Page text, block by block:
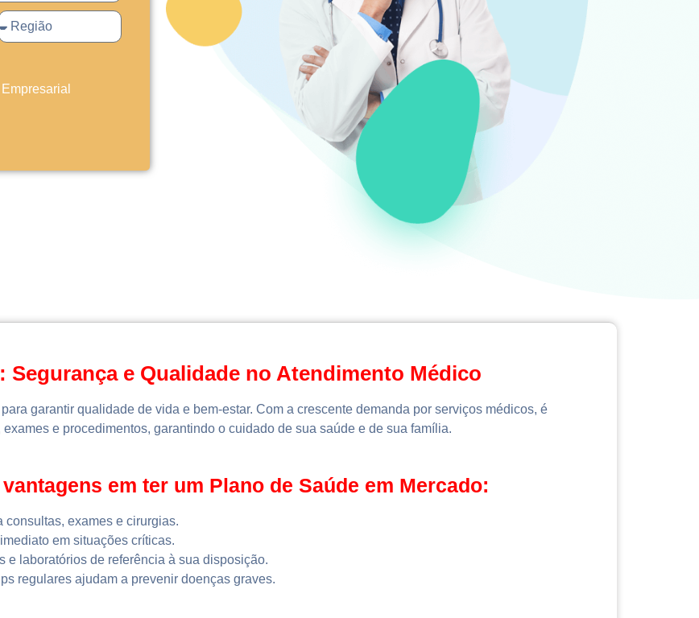
Empresarial
Segurança e Qualidade no Atendimento Médico
garantir qualidade de vida e bem-estar. Com a crescente demanda por serviços médicos, é
e procedimentos, garantindo o cuidado de sua saúde e de sua família.
em ter um Plano de Saúde em Mercado:
consultas, exames e cirurgias.
em situações críticas.
e laboratórios de referência à sua disposição.
regulares ajudam a prevenir doenças graves.